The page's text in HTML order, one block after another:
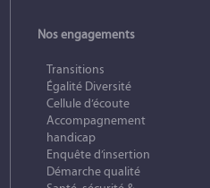
Nos engagements
Transitions
Égalité Diversité
Cellule d’écoute
Accompagnement
handicap
Enquête d’insertion
Démarche qualité